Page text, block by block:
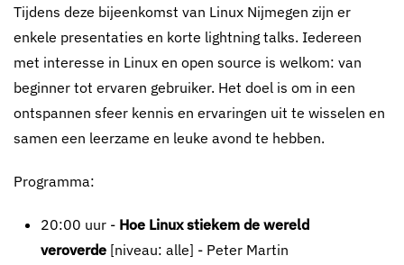
Tijdens deze bijeenkomst van Linux Nijmegen zijn er
enkele presentaties en korte lightning talks. Iedereen
met interesse in Linux en open source is welkom: van
beginner tot ervaren gebruiker. Het doel is om in een
ontspannen sfeer kennis en ervaringen uit te wisselen en
samen een leerzame en leuke avond te hebben.
Programma:
20:00 uur - Hoe Linux stiekem de wereld
veroverde [niveau: alle] - Peter Martin